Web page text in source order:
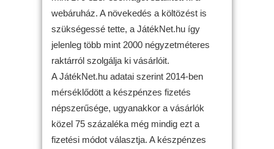
webáruház. A növekedés a költözést is
szükségessé tette, a JátékNet.hu így
jelenleg több mint 2000 négyzetméteres
raktárról szolgálja ki vásárlóit.
A JátékNet.hu adatai szerint 2014-ben
mérséklődött a készpénzes fizetés
népszerűsége, ugyanakkor a vásárlók
közel 75 százaléka még mindig ezt a
fizetési módot választja. A készpénzes